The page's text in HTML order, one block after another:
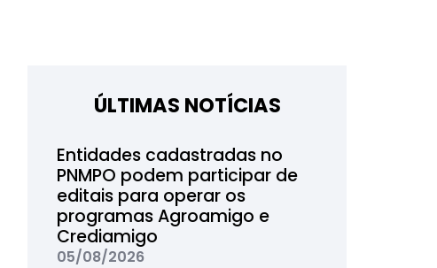
ÚLTIMAS NOTÍCIAS
Entidades cadastradas no
PNMPO podem participar de
editais para operar os
programas Agroamigo e
Crediamigo
05/08/2026